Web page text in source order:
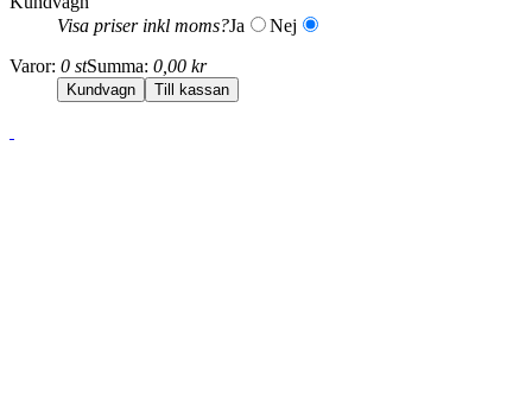
Visa priser inkl moms?Ja
Nej
Varor: 0 stSumma: 0,00 kr